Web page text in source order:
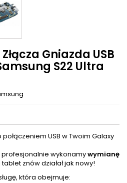
Gniazda USB
S22 Ultra
USB w Twoim Galaxy
profesjonalnie wykonamywymianę
znów działał jak nowy!
która obejmuje: